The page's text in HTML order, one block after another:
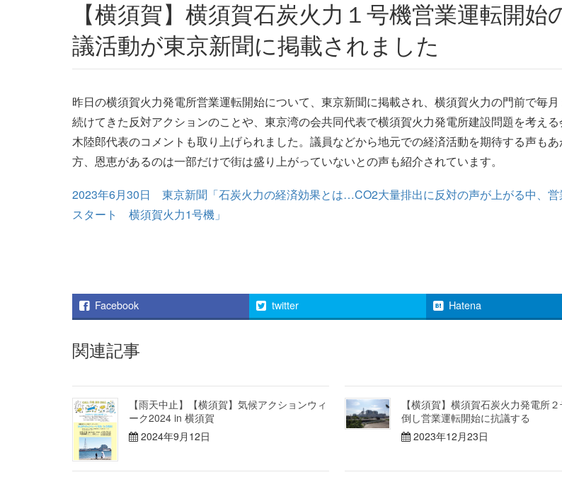
【横須賀】横須賀石炭火力１号機営業運転開始
議活動が東京新聞に掲載されました
昨日の横須賀火力発電所営業運転開始について、東京新聞に掲載され、横須賀火力の門前で毎月
続けてきた反対アクションのことや、東京湾の会共同代表で横須賀火力発電所建設問題を考え
木陸郎代表のコメントも取り上げられました。議員などから地元での経済活動を期待する声もあ
方、恩恵があるのは一部だけで街は盛り上がっていないとの声も紹介されています。
2023年6月30日 東京新聞「石炭火力の経済効果とは…CO2大量排出に反対の声が上がる中、営
スタート 横須賀火力1号機」
Facebook twitter Hatena
関連記事
【雨天中止】【横須賀】気候アクションウィ
ーク2024 in 横須賀
2024年9月12日
【横須賀】横須賀石炭火力発電所
倒し営業運転開始に抗議する
2023年12月23日